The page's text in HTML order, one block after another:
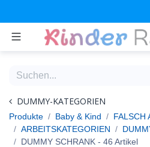
DUMMY-KATEGORIEN
Produkte
Baby & Kind
FALSCH
ARBEITSKATEGORIEN
DUMMY SCHRANK - 46 Artikel